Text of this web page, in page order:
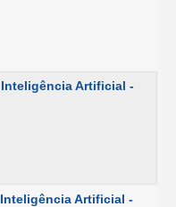
Artificial -
Artificial -